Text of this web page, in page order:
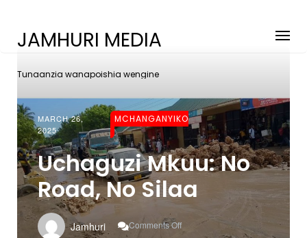
JAMHURI MEDIA
Tunaanzia wanapoishia wengine
MARCH 26,
2025
MCHANGANYIKO
Uchaguzi Mkuu: No
Road, No Silaa
Jamhuri Comments Off
Uchaguzi